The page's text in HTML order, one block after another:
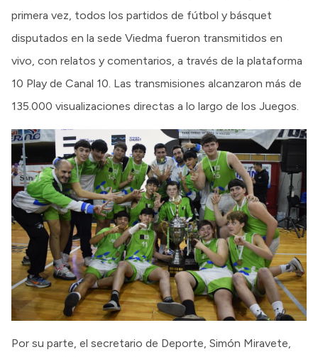
primera vez, todos los partidos de fútbol y básquet
disputados en la sede Viedma fueron transmitidos en
vivo, con relatos y comentarios, a través de la plataforma
10 Play de Canal 10. Las transmisiones alcanzaron más de
135.000 visualizaciones directas a lo largo de los Juegos.
Por su parte, el secretario de Deporte, Simón Miravete,